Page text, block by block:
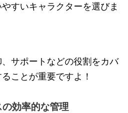
すいキャラクターを選びま
サポートなどの役割をカバ
ことが重要ですよ！
の効率的な管理